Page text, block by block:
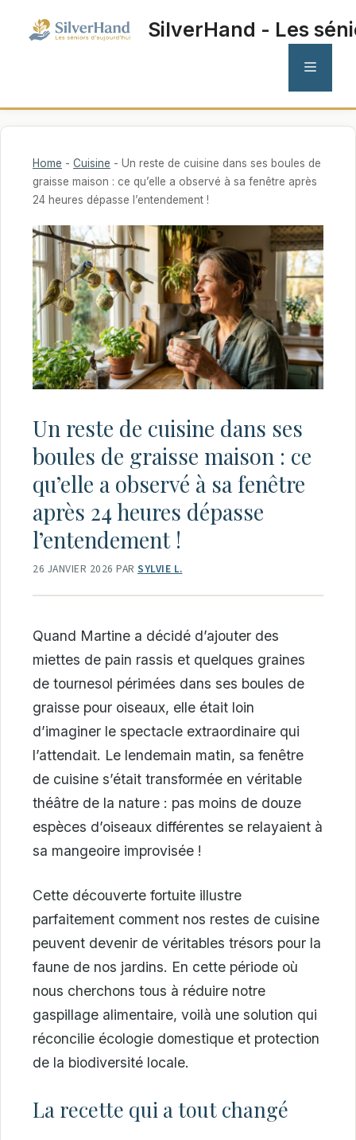
SilverHand - Les
MENU
Home - Cuisine - Un reste de cuisine dans ses boules de
graisse maison : ce qu’elle a observé à sa fenêtre après
24 heures dépasse l’entendement !
Un reste de cuisine dans ses
boules de graisse maison : ce
qu’elle a observé à sa fenêtre
après 24 heures dépasse
l’entendement !
26 JANVIER 2026 PAR SYLVIE L.
Quand Martine a décidé d’ajouter des
miettes de pain rassis et quelques graines
de tournesol périmées dans ses boules de
graisse pour oiseaux, elle était loin
d’imaginer le spectacle extraordinaire qui
l’attendait. Le lendemain matin, sa fenêtre
de cuisine s’était transformée en véritable
théâtre de la nature : pas moins de douze
espèces d’oiseaux différentes se relayaient à
sa mangeoire improvisée !
Cette découverte fortuite illustre
parfaitement comment nos restes de cuisine
peuvent devenir de véritables trésors pour la
faune de nos jardins. En cette période où
nous cherchons tous à réduire notre
gaspillage alimentaire, voilà une solution qui
réconcilie écologie domestique et protection
de la biodiversité locale.
La recette qui a tout changé